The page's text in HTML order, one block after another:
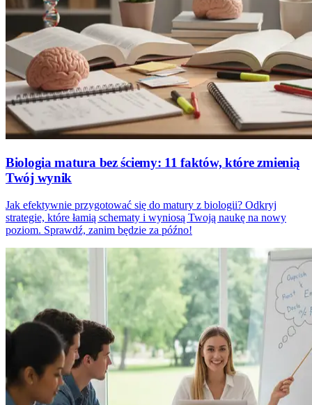
Biologia matura bez ściemy: 11 faktów, które zmienią
Twój wynik
Jak efektywnie przygotować się do matury z biologii? Odkryj
strategie, które łamią schematy i wyniosą Twoją naukę na nowy
poziom. Sprawdź, zanim będzie za późno!